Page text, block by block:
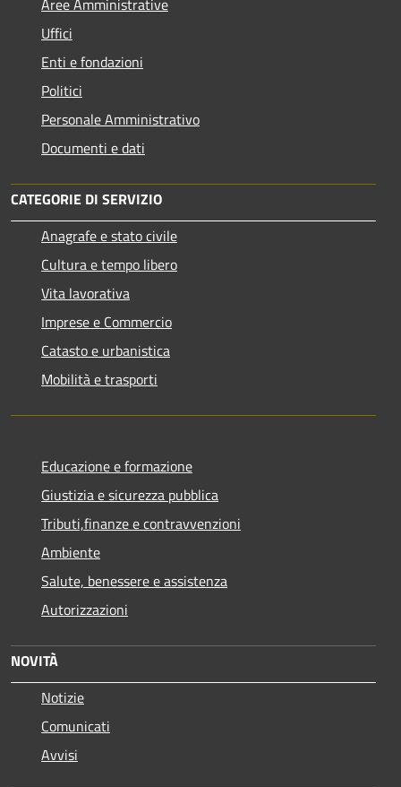
Aree Amministrative
Uffici
Enti e fondazioni
Politici
Personale Amministrativo
Documenti e dati
CATEGORIE DI SERVIZIO
Anagrafe e stato civile
Cultura e tempo libero
Vita lavorativa
Imprese e Commercio
Catasto e urbanistica
Mobilità e trasporti
Educazione e formazione
Giustizia e sicurezza pubblica
Tributi,finanze e contravvenzioni
Ambiente
Salute, benessere e assistenza
Autorizzazioni
NOVITÀ
Notizie
Comunicati
Avvisi